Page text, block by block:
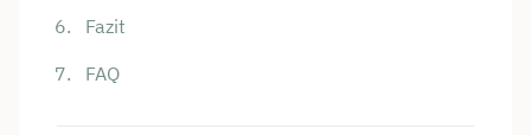
Fazit
FAQ